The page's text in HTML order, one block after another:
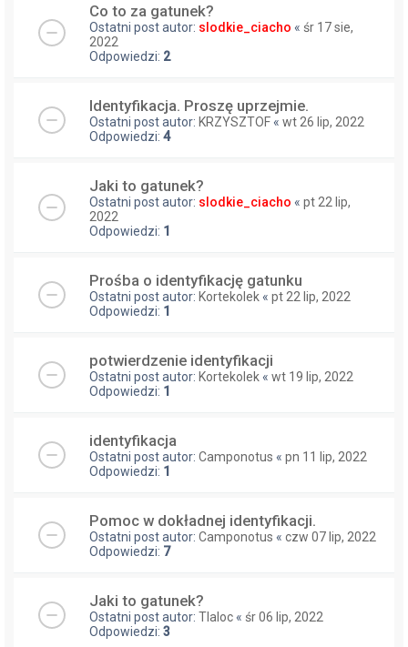
Co to za gatunek?
Ostatni post autor: slodkie_ciacho « śr 17 sie,
2022
Odpowiedzi: 2
Identyfikacja. Proszę uprzejmie.
Ostatni post autor: KRZYSZTOF « wt 26 lip, 2022
Odpowiedzi: 4
Jaki to gatunek?
Ostatni post autor: slodkie_ciacho « pt 22 lip,
2022
Odpowiedzi: 1
Prośba o identyfikację gatunku
Ostatni post autor: Kortekolek « pt 22 lip, 2022
Odpowiedzi: 1
potwierdzenie identyfikacji
Ostatni post autor: Kortekolek « wt 19 lip, 2022
Odpowiedzi: 1
identyfikacja
Ostatni post autor: Camponotus « pn 11 lip, 2022
Odpowiedzi: 1
Pomoc w dokładnej identyfikacji.
Ostatni post autor: Camponotus « czw 07 lip, 2022
Odpowiedzi: 7
Jaki to gatunek?
Ostatni post autor: Tlaloc « śr 06 lip, 2022
Odpowiedzi: 3